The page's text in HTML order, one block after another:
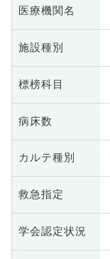
医療機関名
施設種別
標榜科目
病床数
カルテ種別
救急指定
学会認定状況